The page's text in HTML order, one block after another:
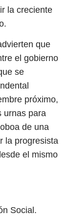
la creciente
que
el gobierno
se
próximo,
urnas para
de una
la progresista
el mismo
Social.